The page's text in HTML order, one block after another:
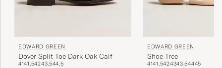
EDWARD GREEN
Dover Split Toe Dark Oak Calf
4141,54243,544,5
EDWARD GREEN
Shoe Tree
4141,5424343,54445